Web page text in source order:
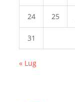
24 25
31
« Lug